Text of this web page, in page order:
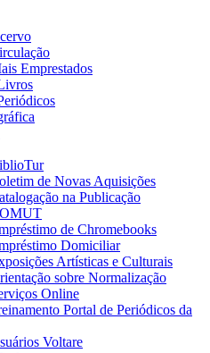
Emprestados
de Novas Aquisições
na Publicação
de Chromebooks
Domiciliar
Artísticas e Culturais
sobre Normalização
Online
Portal de Periódicos da
Voltare